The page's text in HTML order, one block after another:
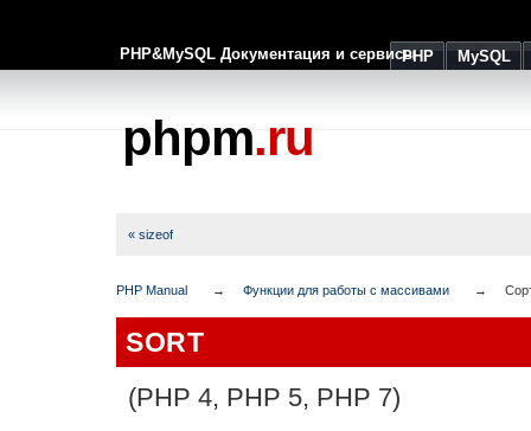
PHP&MySQL Документация и сервисыPHP MySQL
phpm.ru
« sizeof
PHP Manual Функции для работы с массивами
SORT
(PHP 4, PHP 5, PHP 7)